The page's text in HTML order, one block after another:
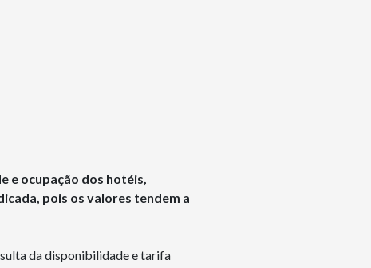
e ocupação dos hotéis,
pois os valores tendem a
da disponibilidade e tarifa